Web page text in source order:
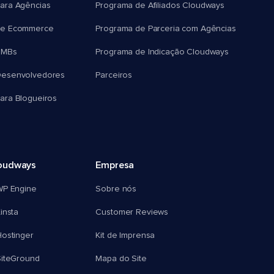
Agências
Ecommerce
Blogueiros
Programa de Afiliados Cloudways
Programa de Parceria com Agências
Programa de Indicação Cloudways
Parceiros
Engine
Empresa
Sobre nós
Customer Reviews
Kit de Imprensa
Mapa do Site